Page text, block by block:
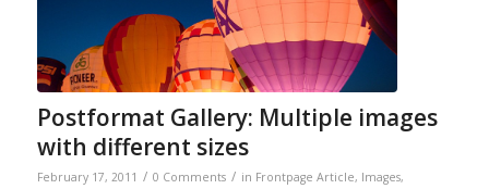
Postformat Gallery: Multiple images
with different sizes
February 17, 2011 / 0 Comments / in Frontpage Article, Images,